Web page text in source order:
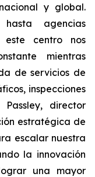
y global.
hasta agencias
este centro nos
mientras
de servicios de
inspecciones
director
estratégica de
escalar nuestra
la innovación
una mayor